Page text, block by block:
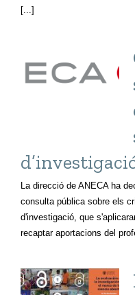
[...]
La direcció de ANECA ha
consulta pública sobre els
d'investigació, que
recaptar aportacions del